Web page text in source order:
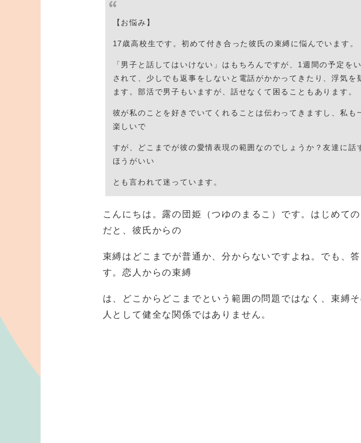
【お悩み】
17歳高校生です。初めて付き合った彼氏の束縛に悩んでいます。
「男子と話してはいけない」はもちろんですが、1週間の予定を
されて、少しでも返事をしないと電話がかかってきたり、浮気を
ます。部活で男子もいますが、話せなくて困ることもあります。
彼が私のことを好きでいてくれることは伝わってきますし、私も
楽しいで
すが、どこまでが彼の愛情表現の範囲なのでしょうか？友達に話
ほうがいい
とも言われて迷っています。
こんにちは。露の団姫（つゆのまるこ）です。はじめて
だと、彼氏からの
束縛はどこまでが普通か、分からないですよね。でも、
す。恋人からの束縛
は、どこからどこまでという範囲の問題ではなく、束縛
人として健全な関係ではありません。